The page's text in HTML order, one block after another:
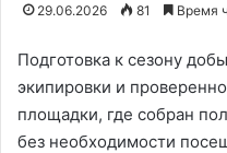
29.06.2026 81 Время
Подготовка к сезону
экипировки и
площадки, где собран
без необходимости